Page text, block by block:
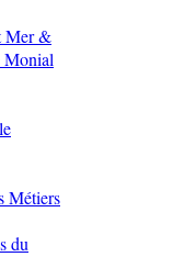
Mer &
Monial
Métiers
du